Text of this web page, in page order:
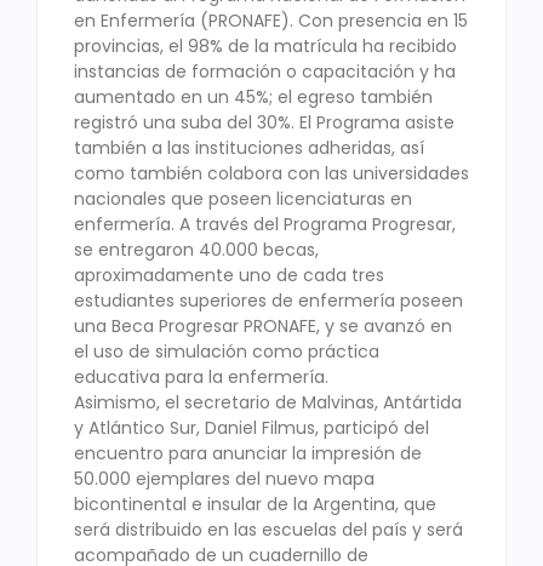
en Enfermería (PRONAFE). Con presencia en 15
provincias, el 98% de la matrícula ha recibido
instancias de formación o capacitación y ha
aumentado en un 45%; el egreso también
registró una suba del 30%. El Programa asiste
también a las instituciones adheridas, así
como también colabora con las universidades
nacionales que poseen licenciaturas en
enfermería. A través del Programa Progresar,
se entregaron 40.000 becas,
aproximadamente uno de cada tres
estudiantes superiores de enfermería poseen
una Beca Progresar PRONAFE, y se avanzó en
el uso de simulación como práctica
educativa para la enfermería.
Asimismo, el secretario de Malvinas, Antártida
y Atlántico Sur, Daniel Filmus, participó del
encuentro para anunciar la impresión de
50.000 ejemplares del nuevo mapa
bicontinental e insular de la Argentina, que
será distribuido en las escuelas del país y será
acompañado de un cuadernillo de